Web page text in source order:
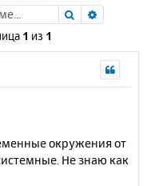
Поиск
1 из 1
окружения от
Не знаю как